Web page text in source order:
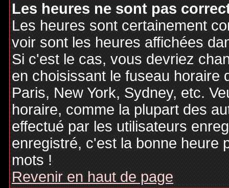
Les heures ne sont pas
Les heures sont certainement
voir sont les heures affichées
Si c'est le cas, vous devriez
en choisissant le fuseau horaire
Paris, New York, Sydney, etc.
horaire, comme la plupart des
effectué par les utilisateurs
enregistré, c'est la bonne heure
mots !
Revenir en haut de page